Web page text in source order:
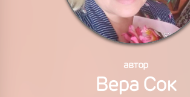
автор
Вера Сок